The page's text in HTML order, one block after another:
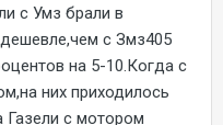
с Умз брали в
с Змз405
на 5-10.Когда с
них приходилось
Газели с мотором